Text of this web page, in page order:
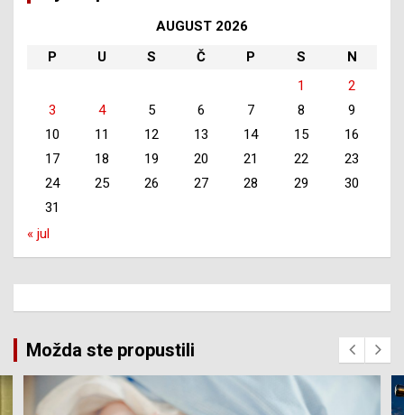
AUGUST 2026
P
U S Č P S
N
1
2
3
4 5 6 7 8
9
10
11 12 13 14 15
16
17
18 19 20 21 22
23
24
25 26 27 28 29
30
31
« jul
Možda ste propustili